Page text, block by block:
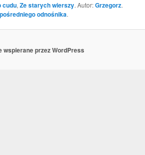
cudu,Ze starych wierszy. Autor:Grzegorz.
odnośnika.
wspierane przez WordPress